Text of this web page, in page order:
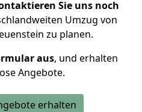
Sie uns noch
Umzug von
zu planen.
aus, und erhalten
Angebote.
erhalten